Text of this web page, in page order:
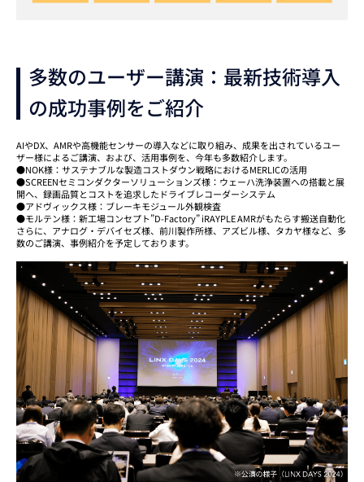
多数のユーザー講演：最新技術導入
の成功事例をご紹介
AIやDX、AMRや高機能センサーの導入などに取り組み、成果を出されているユー
ザー様によるご講演、および、活用事例を、今年も多数紹介します。
●NOK様：サステナブルな製造コストダウン戦略におけるMERLICの活用
●SCREENセミコンダクターソリューションズ様：ウェーハ洗浄装置への搭載と展
開へ、録画品質とコストを追求したドライブレコーダーシステム
●アドヴィックス様：ブレーキモジュール外観検査
●モルテン様：新工場コンセプト”D-Factory” iRAYPLE AMRがもたらす搬送自動化
さらに、アナログ・デバイセズ様、前川製作所様、アズビル様、タカヤ様など、多
数のご講演、事例紹介を予定しております。